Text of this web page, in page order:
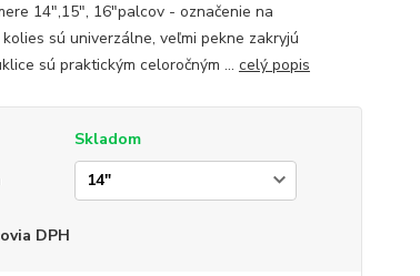
14",15", 16"palcov - označenie na
sú univerzálne, veľmi pekne zakryjú
sú praktickým celoročným ... celý popis
Skladom
DPH